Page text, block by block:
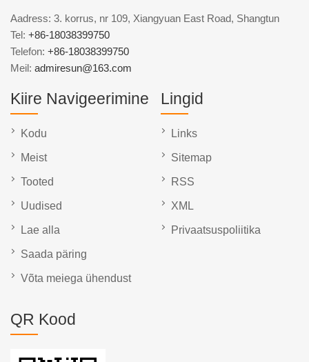
Aadress: 3. korrus, nr 109, Xiangyuan East Road, Shangtun
Tel: +86-18038399750
Telefon: +86-18038399750
Meil: admiresun@163.com
Kiire Navigeerimine
Kodu
Meist
Tooted
Uudised
Lae alla
Saada päring
Võta meiega ühendust
Lingid
Links
Sitemap
RSS
XML
Privaatsuspoliitika
QR Kood